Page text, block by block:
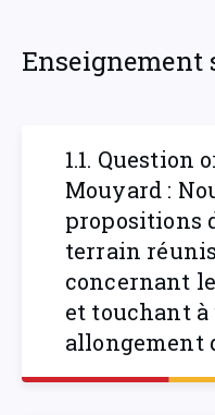
Enseignement
1.1. Question
Mouyard :
propositions
terrain
concernant
et touchant
allongement